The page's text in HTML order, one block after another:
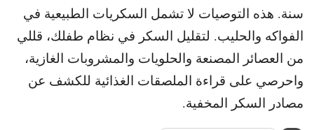
سنة. هذه التوصيات لا تشمل السكريات الطبيعية في
الفواكه والحليب. لتقليل السكر في نظام طفلك، قللي
من العصائر المصنعة والحلويات والمشروبات الغازية،
واحرصي على قراءة الملصقات الغذائية للكشف عن
مصادر السكر المخفية.